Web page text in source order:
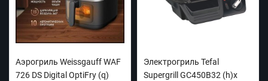
Аэрогриль Weissgauff WAF
726 DS Digital OptiFry (q)
Электрогриль Tefal
Supergrill GC450B32 (h)x